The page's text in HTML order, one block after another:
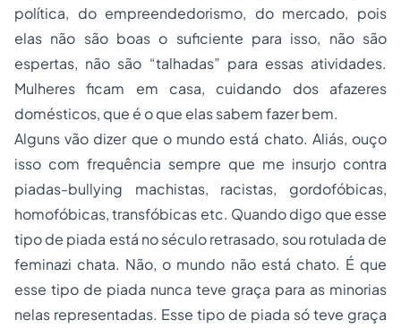
política, do empreendedorismo, do mercado, pois
elas não são boas o suficiente para isso, não são
espertas, não são “talhadas” para essas atividades.
Mulheres ficam em casa, cuidando dos afazeres
domésticos, que é o que elas sabem fazer bem.
Alguns vão dizer que o mundo está chato. Aliás, ouço
isso com frequência sempre que me insurjo contra
piadas-bullying machistas, racistas, gordofóbicas,
homofóbicas, transfóbicas etc. Quando digo que esse
tipo de piada está no século retrasado, sou rotulada de
feminazi chata. Não, o mundo não está chato. É que
esse tipo de piada nunca teve graça para as minorias
nelas representadas. Esse tipo de piada só teve graça